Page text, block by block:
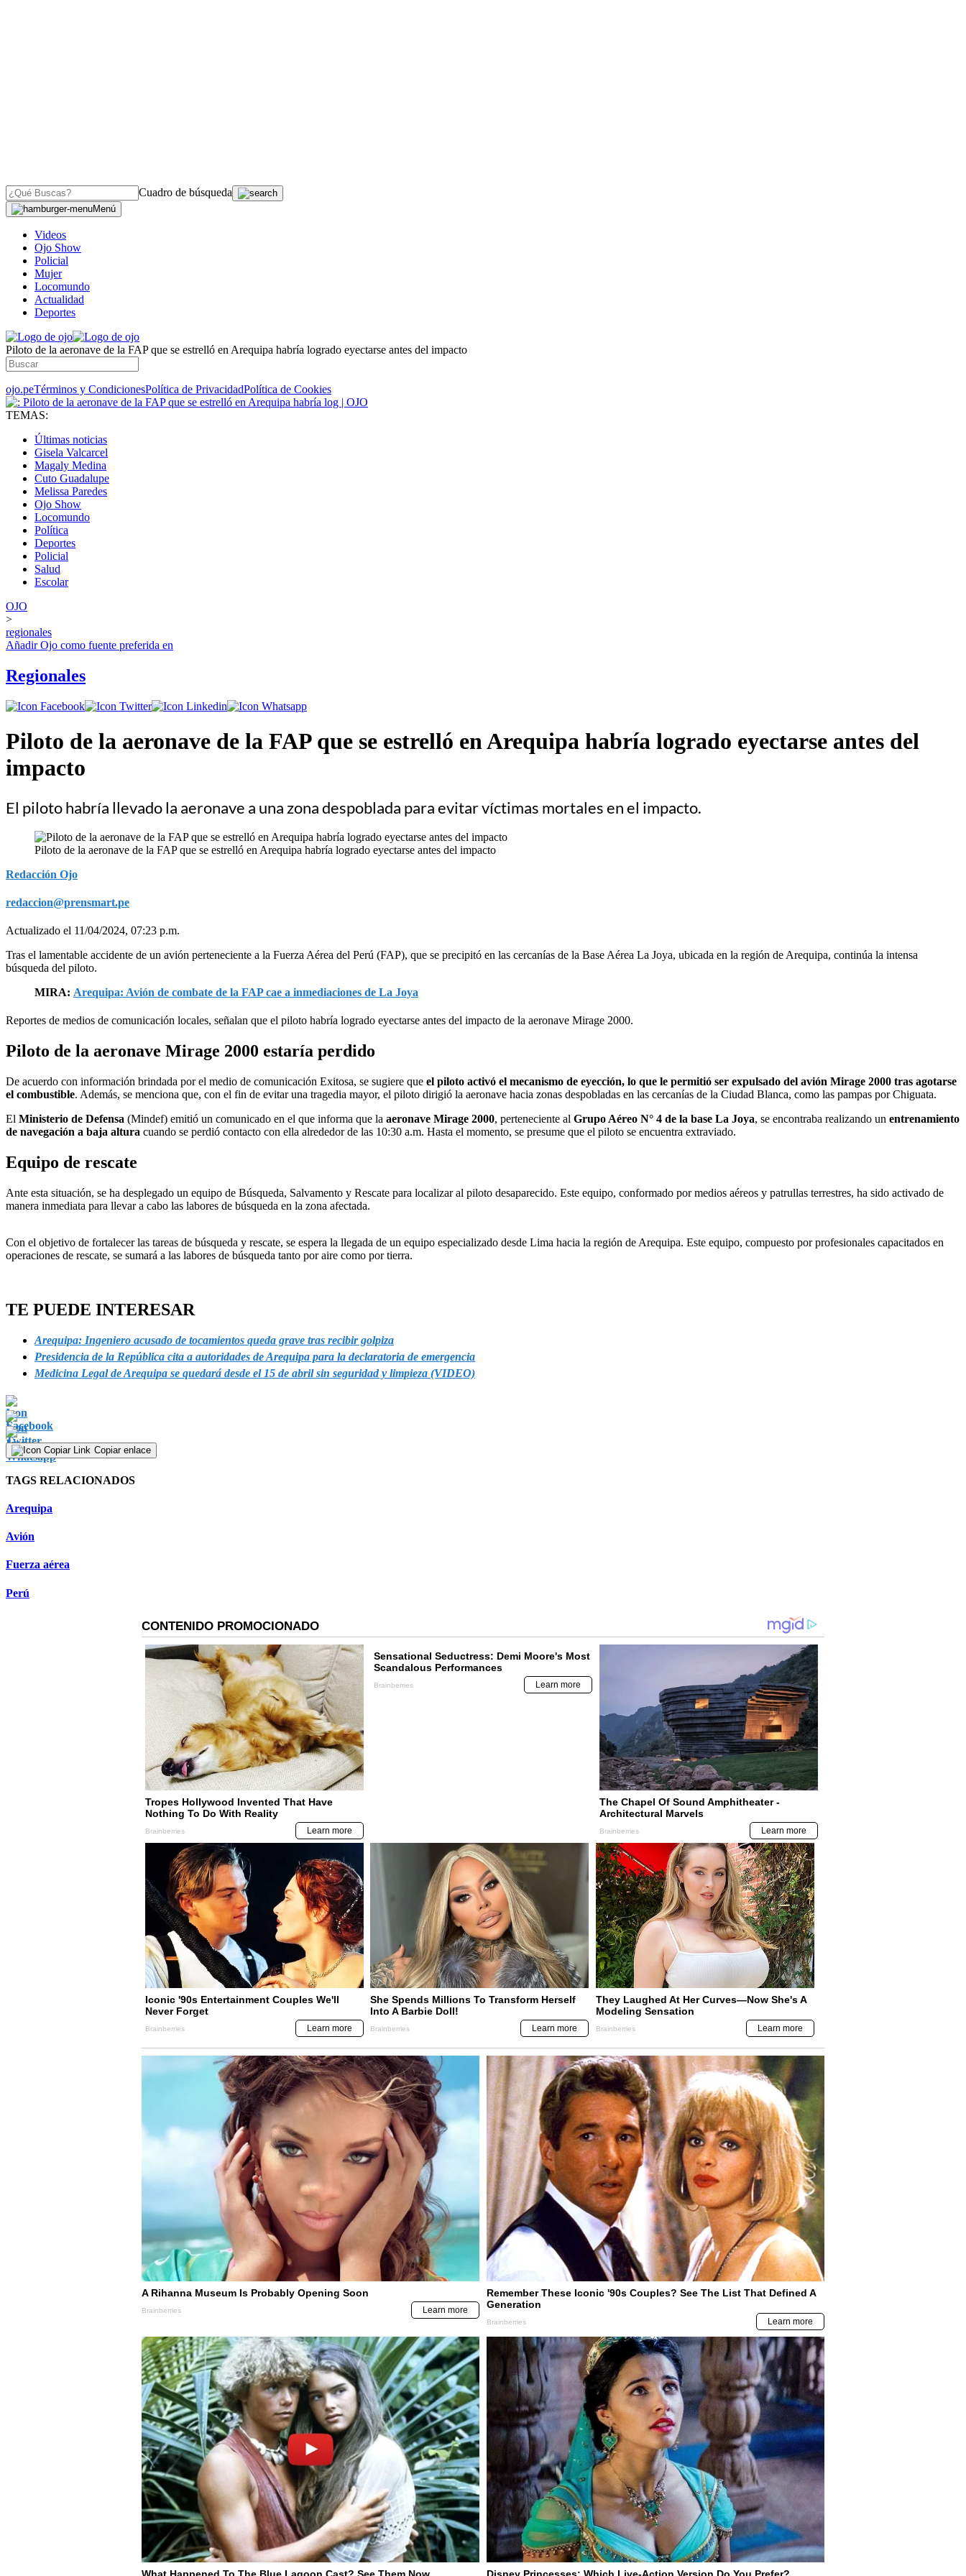
Cuadro de búsqueda
Menú
Videos
Ojo Show
Policial
Mujer
Locomundo
Actualidad
Deportes
Piloto de la aeronave de la FAP que se estrelló en Arequipa habría logrado eyectarse antes del impacto
ojo.peTérminos y CondicionesPolítica de PrivacidadPolítica de Cookies
TEMAS:
Últimas noticias
Gisela Valcarcel
Magaly Medina
Cuto Guadalupe
Melissa Paredes
Ojo Show
Locomundo
Política
Deportes
Policial
Salud
Escolar
OJO
>
regionales
AñadirOjo como fuente preferida en
Regionales
Piloto de la aeronave de la FAP que se estrelló en Arequipa habría logrado eyectarse antes del
impacto
El piloto habría llevado la aeronave a una zona despoblada para evitar víctimas mortales en el impacto.
Piloto de la aeronave de la FAP que se estrelló en Arequipa habría logrado eyectarse antes del impacto
Redacción Ojo
redaccion@prensmart.pe
Actualizado el 11/04/2024, 07:23 p.m.
Tras el lamentable accidente de un avión perteneciente a la Fuerza Aérea del Perú (FAP), que se precipitó en las cercanías de la Base Aérea La Joya, ubicada en la región de Arequipa, continúa la intensa
búsqueda del piloto.
MIRA: Arequipa: Avión de combate de la FAP cae a inmediaciones de La Joya
Reportes de medios de comunicación locales, señalan que el piloto habría logrado eyectarse antes del impacto de la aeronave Mirage 2000.
Piloto de la aeronave Mirage 2000 estaría perdido
De acuerdo con información brindada por el medio de comunicación Exitosa, se sugiere que el piloto activó el mecanismo de eyección, lo que le permitió ser expulsado del avión Mirage 2000 tras agotarse
el combustible. Además, se menciona que, con el fin de evitar una tragedia mayor, el piloto dirigió la aeronave hacia zonas despobladas en las cercanías de la Ciudad Blanca, como las pampas por Chiguata.
El Ministerio de Defensa (Mindef) emitió un comunicado en el que informa que la aeronave Mirage 2000, perteneciente al Grupo Aéreo N° 4 de la base La Joya, se encontraba realizando un entrenamiento
de navegación a baja altura cuando se perdió contacto con ella alrededor de las 10:30 a.m. Hasta el momento, se presume que el piloto se encuentra extraviado.
Equipo de rescate
Ante esta situación, se ha desplegado un equipo de Búsqueda, Salvamento y Rescate para localizar al piloto desaparecido. Este equipo, conformado por medios aéreos y patrullas terrestres, ha sido activado de
manera inmediata para llevar a cabo las labores de búsqueda en la zona afectada.
Con el objetivo de fortalecer las tareas de búsqueda y rescate, se espera la llegada de un equipo especializado desde Lima hacia la región de Arequipa. Este equipo, compuesto por profesionales capacitados en
operaciones de rescate, se sumará a las labores de búsqueda tanto por aire como por tierra.
TE PUEDE INTERESAR
Arequipa: Ingeniero acusado de tocamientos queda grave tras recibir golpiza
Presidencia de la República cita a autoridades de Arequipa para la declaratoria de emergencia
Medicina Legal de Arequipa se quedará desde el 15 de abril sin seguridad y limpieza (VIDEO)
Copiar enlace
TAGS RELACIONADOS
Arequipa
Avión
Fuerza aérea
Perú